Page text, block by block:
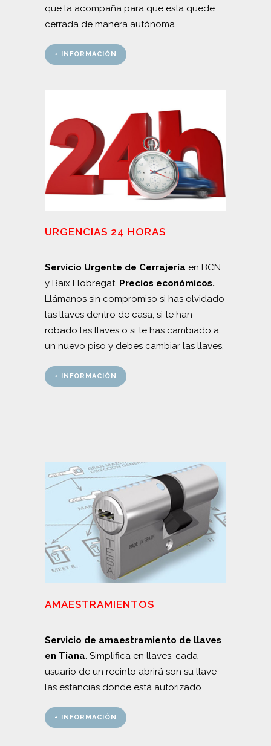
que la acompaña para que esta quede
cerrada de manera autónoma.
+ INFORMACIÓN
URGENCIAS 24 HORAS
Servicio Urgente de Cerrajería en BCN
y Baix Llobregat. Precios económicos.
Llámanos sin compromiso si has olvidado
las llaves dentro de casa, si te han
robado las llaves o si te has cambiado a
un nuevo piso y debes cambiar las llaves.
+ INFORMACIÓN
AMAESTRAMIENTOS
Servicio de amaestramiento de llaves
en Tiana. Simplifica en llaves, cada
usuario de un recinto abrirá son su llave
las estancias donde está autorizado.
+ INFORMACIÓN